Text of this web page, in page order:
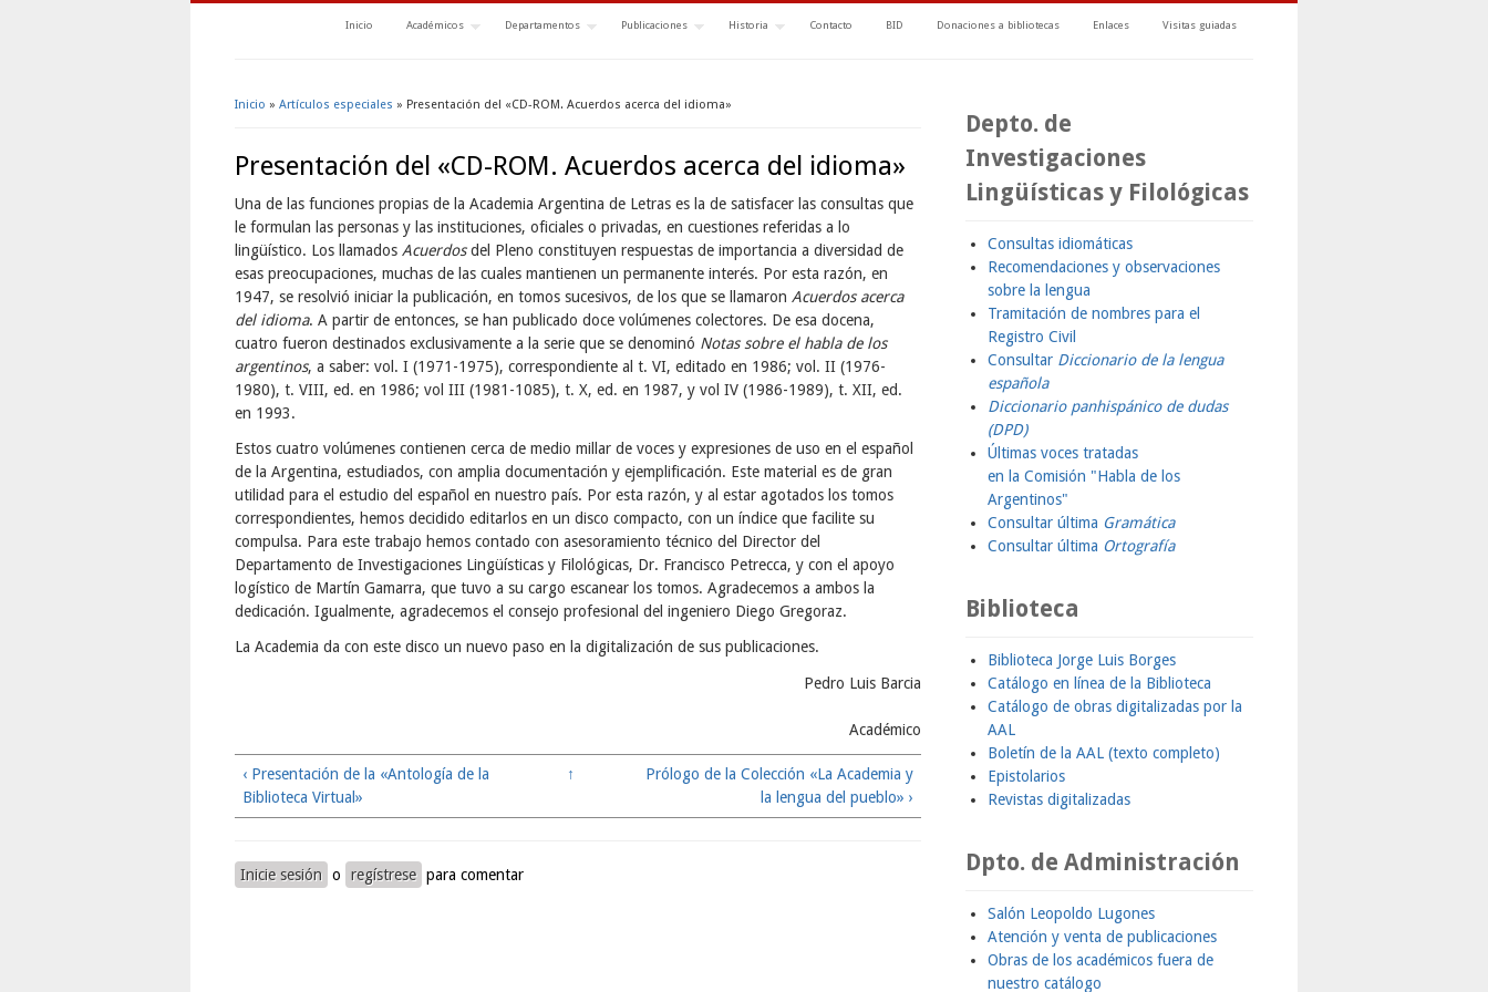
Inicio Académicos Departamentos Publicaciones Historia Contacto BID Donaciones a bibliotecas Enlaces Visitas guiadas
Inicio » Artículos especiales » Presentación del «CD-ROM. Acuerdos acerca del idioma»
Presentación del «CD-ROM. Acuerdos acerca del idioma»
Una de las funciones propias de la Academia Argentina de Letras es la de satisfacer las consultas que
le formulan las personas y las instituciones, oficiales o privadas, en cuestiones referidas a lo
lingüístico. Los llamados Acuerdosdel Pleno constituyen respuestas de importancia a diversidad de
esas preocupaciones, muchas de las cuales mantienen un permanente interés. Por esta razón, en
1947, se resolvió iniciar la publicación, en tomos sucesivos, de los que se llamaron Acuerdos acerca
del idioma. A partir de entonces, se han publicado doce volúmenes colectores. De esa docena,
cuatro fueron destinados exclusivamente a la serie que se denominó Notas sobre el habla de los
argentinos, a saber: vol. I (1971-1975), correspondiente al t. VI, editado en 1986; vol. II (1976-
1980), t. VIII, ed. en 1986; vol III (1981-1085), t. X, ed. en 1987, y vol IV (1986-1989), t. XII, ed.
en 1993.
Estos cuatro volúmenes contienen cerca de medio millar de voces y expresiones de uso en el español
de la Argentina, estudiados, con amplia documentación y ejemplificación. Este material es de gran
utilidad para el estudio del español en nuestro país. Por esta razón, y al estar agotados los tomos
correspondientes, hemos decidido editarlos en un disco compacto, con un índice que facilite su
compulsa. Para este trabajo hemos contado con asesoramiento técnico del Director del
Departamento de Investigaciones Lingüísticas y Filológicas, Dr. Francisco Petrecca, y con el apoyo
logístico de Martín Gamarra, que tuvo a su cargo escanear los tomos. Agradecemos a ambos la
dedicación. Igualmente, agradecemos el consejo profesional del ingeniero Diego Gregoraz.
La Academia da con este disco un nuevo paso en la digitalización de sus publicaciones.
Pedro Luis Barcia
Académico
‹ Presentación de la «Antología de la
Biblioteca Virtual»
↑
Prólogo de la Colección «La Academia y
la lengua del pueblo» ›
Inicie sesión o regístrese para comentar
Depto. de
Investigaciones
Lingüísticas y Filológicas
Consultas idiomáticas
Recomendaciones y observaciones
sobre la lengua
Tramitación de nombres para el
Registro Civil
Consultar Diccionario de la lengua
española
Diccionario panhispánico de dudas
(DPD)
Últimas voces tratadas
en la Comisión "Habla de los
Argentinos"
Consultar última Gramática
Consultar última Ortografía
Biblioteca
Biblioteca Jorge Luis Borges
Catálogo en línea de la Biblioteca
Catálogo de obras digitalizadas por la
AAL
Boletín de la AAL (texto completo)
Epistolarios
Revistas digitalizadas
Dpto. de Administración
Salón Leopoldo Lugones
Atención y venta de publicaciones
Obras de los académicos fuera de
nuestro catálogo